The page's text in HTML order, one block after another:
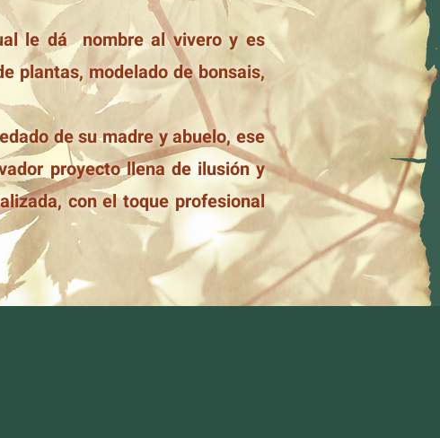
le dá nombre al vivero y es
plantas, modelado de bonsais,
de su madre y abuelo, ese
proyecto llena de ilusión y
con el toque profesional